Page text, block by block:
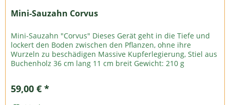
Mini-Sauzahn Corvus
Mini-Sauzahn "Corvus" Dieses Gerät geht in die Tiefe und
lockert den Boden zwischen den Pflanzen, ohne ihre
Wurzeln zu beschädigen Massive Kupferlegierung, Stiel aus
Buchenholz 36 cm lang 11 cm breit Gewicht: 210 g
59,00 € *